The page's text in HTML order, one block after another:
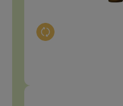
Auswahl ändern